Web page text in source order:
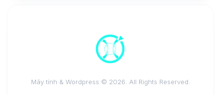
Máy tính & Wordpress © 2026. All Rights Reserved.